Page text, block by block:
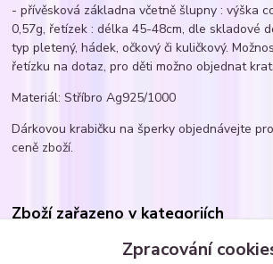
- přívěsková základna včetně šlupny : výška
0,57g, řetízek : délka 45-48cm, dle skladové
typ pletený, hádek, očkový či kuličkový.
řetízku na dotaz, pro děti možno objednat
Materiál: Stříbro Ag925/1000
Dárkovou krabičku na šperky objednávejte
ceně zboží.
Zboží zařazeno v kategoriích
Zpracování